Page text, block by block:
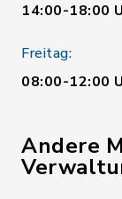
14:00-18:00
Freitag:
08:00-12:00
Andere